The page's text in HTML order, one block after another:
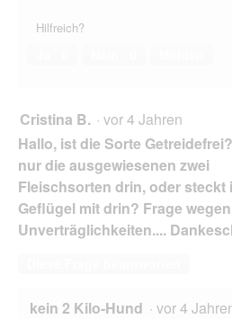
Hilfreich?
Cristina B. · vor 4 Jahren
Hallo, ist die Sorte
nur die ausgewiesenen zwei
Fleischsorten drin, oder steckt
Geflügel mit drin? Frage wegen
Unverträglichkeiten....
kein 2 Kilo-Hund · vor 4